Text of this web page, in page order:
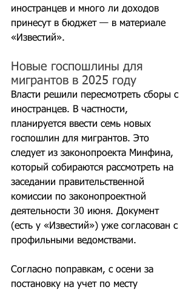
иностранцев и много ли доходов
принесут в бюджет — в материале
«Известий».
Новые госпошлины для
мигрантов в 2025 году
Власти решили пересмотреть сборы с
иностранцев. В частности,
планируется ввести семь новых
госпошлин для мигрантов. Это
следует из законопроекта Минфина,
который собираются рассмотреть на
заседании правительственной
комиссии по законопроектной
деятельности 30 июня. Документ
(есть у «Известий») уже согласован с
профильными ведомствами.
Согласно поправкам, с осени за
постановку на учет по месту